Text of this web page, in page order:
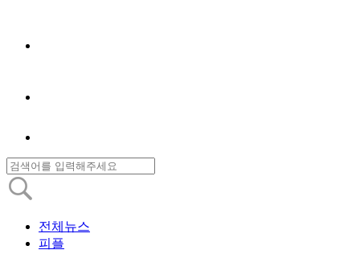
전체뉴스
피플